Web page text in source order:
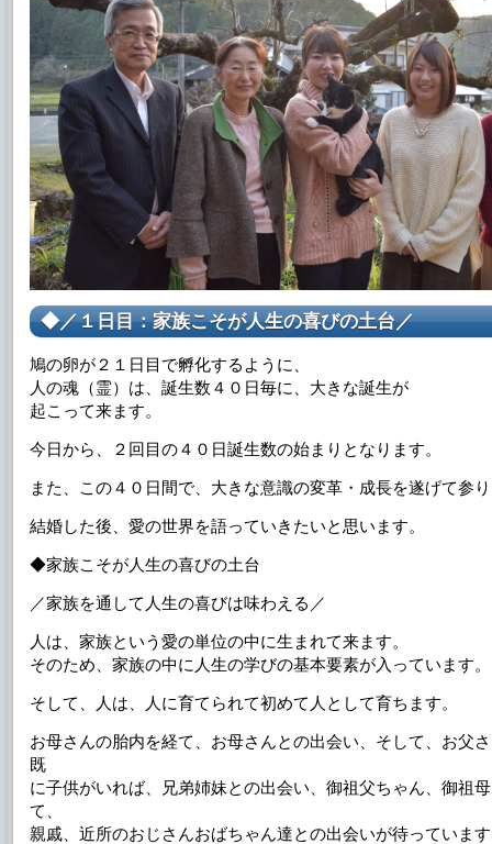
◆／１日目：家族こそが人生の喜びの土台／
鳩の卵が２１日目で孵化するように、
人の魂（霊）は、誕生数４０日毎に、大きな誕生が
起こって来ます。
今日から、２回目の４０日誕生数の始まりとなります。
また、この４０日間で、大きな意識の変革・成長を遂げて参
結婚した後、愛の世界を語っていきたいと思います。
◆家族こそが人生の喜びの土台
／家族を通して人生の喜びは味わえる／
人は、家族という愛の単位の中に生まれて来ます。
そのため、家族の中に人生の学びの基本要素が入っています。
そして、人は、人に育てられて初めて人として育ちます。
お母さんの胎内を経て、お母さんとの出会い、そして、お父
既
に子供がいれば、兄弟姉妹との出会い、御祖父ちゃん、御祖
て、
親戚、近所のおじさんおばちゃん達との出会いが待っていま